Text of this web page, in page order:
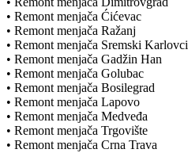
• Remont menjača Ćićevac
• Remont menjača Ražanj
• Remont menjača Sremski Karlovci
• Remont menjača Gadžin Han
• Remont menjača Golubac
• Remont menjača Bosilegrad
• Remont menjača Lapovo
• Remont menjača Medveđa
• Remont menjača Trgovište
• Remont menjača Crna Trava